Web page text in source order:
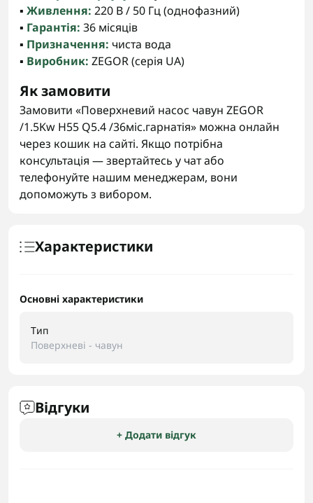
▪️ Живлення: 220 В / 50 Гц (однофазний)
▪️ Гарантія: 36 місяців
▪️ Призначення: чиста вода
▪️ Виробник: ZEGOR (серія UA)
Як замовити
Замовити «Поверхневий насос чавун ZEGOR
/1.5Kw H55 Q5.4 /36міс.гарнатія» можна онлайн
через кошик на сайті. Якщо потрібна
консультація — звертайтесь у чат або
телефонуйте нашим менеджерам, вони
допоможуть з вибором.
Характеристики
Основні характеристики
Тип
Поверхневі - чавун
Відгуки
+ Додати відгук